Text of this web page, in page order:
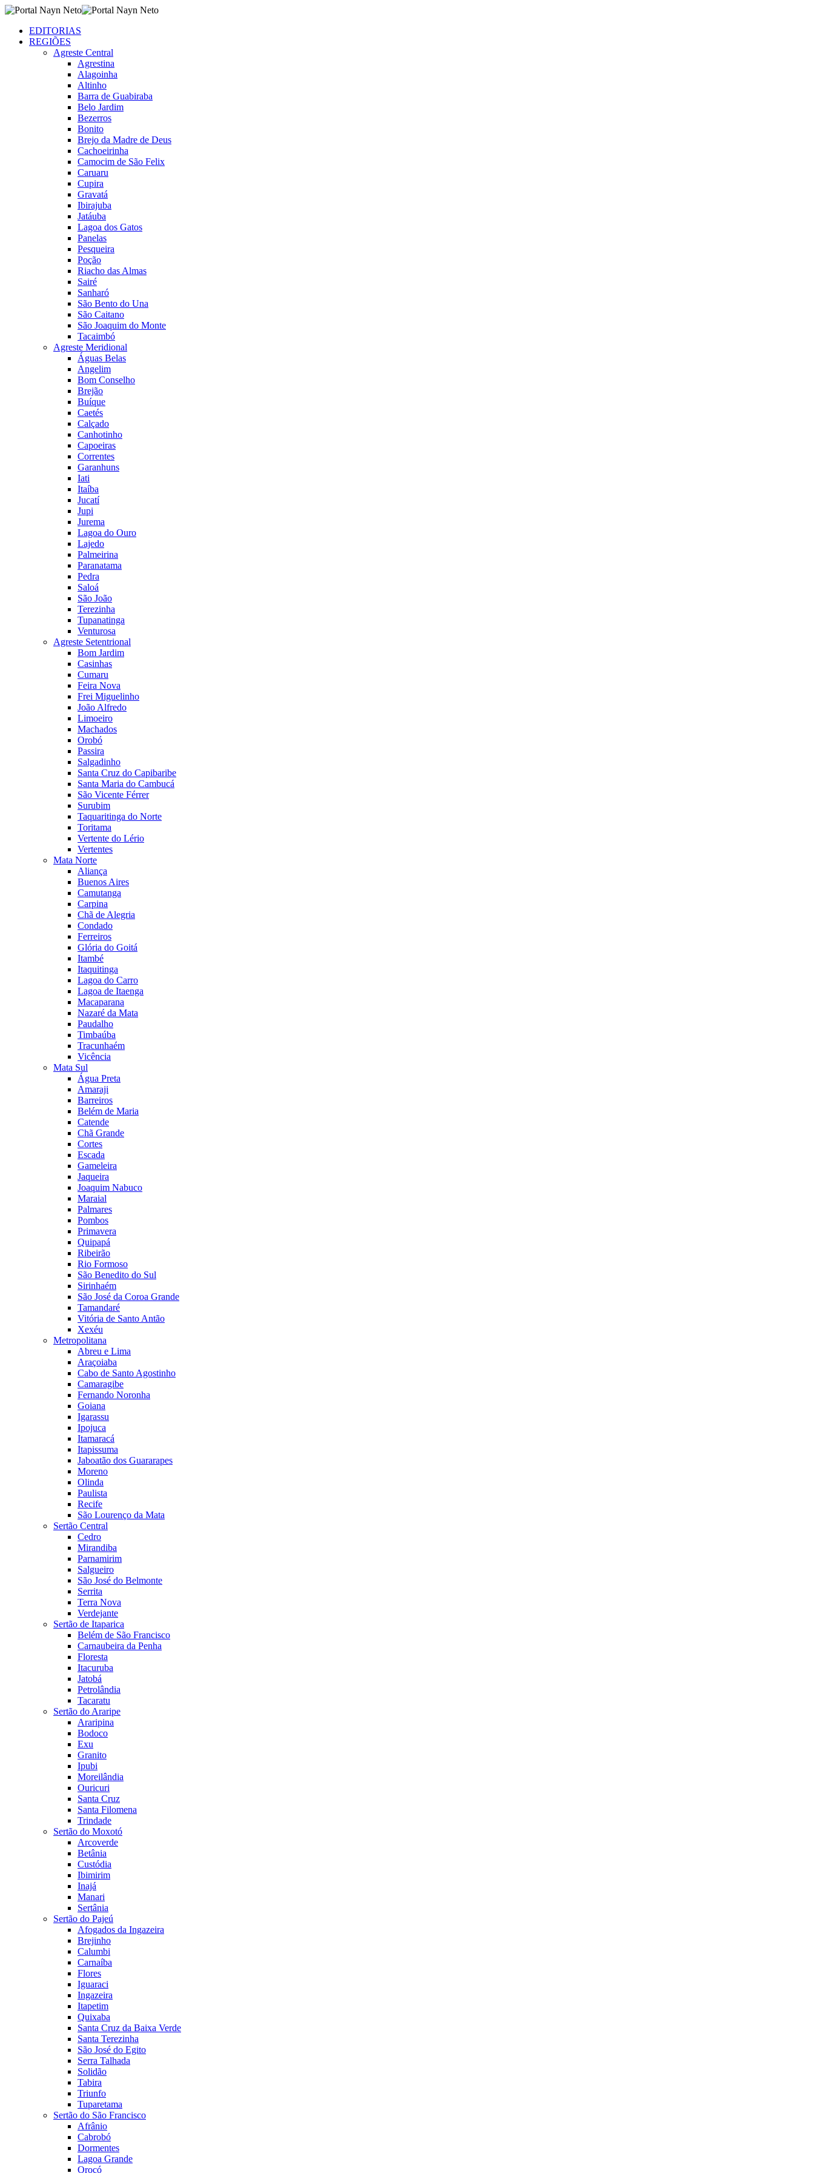
EDITORIAS
REGIÕES
Agreste Central
Agrestina
Alagoinha
Altinho
Barra de Guabiraba
Belo Jardim
Bezerros
Bonito
Brejo da Madre de Deus
Cachoeirinha
Camocim de São Felix
Caruaru
Cupira
Gravatá
Ibirajuba
Jatáuba
Lagoa dos Gatos
Panelas
Pesqueira
Poção
Riacho das Almas
Sairé
Sanharó
São Bento do Una
São Caitano
São Joaquim do Monte
Tacaimbó
Agreste Meridional
Águas Belas
Angelim
Bom Conselho
Brejão
Buíque
Caetés
Calçado
Canhotinho
Capoeiras
Correntes
Garanhuns
Iati
Itaíba
Jucatí
Jupi
Jurema
Lagoa do Ouro
Lajedo
Palmeirina
Paranatama
Pedra
Saloá
São João
Terezinha
Tupanatinga
Venturosa
Agreste Setentrional
Bom Jardim
Casinhas
Cumaru
Feira Nova
Frei Miguelinho
João Alfredo
Limoeiro
Machados
Orobó
Passira
Salgadinho
Santa Cruz do Capibaribe
Santa Maria do Cambucá
São Vicente Férrer
Surubim
Taquaritinga do Norte
Toritama
Vertente do Lério
Vertentes
Mata Norte
Aliança
Buenos Aires
Camutanga
Carpina
Chã de Alegria
Condado
Ferreiros
Glória do Goitá
Itambé
Itaquitinga
Lagoa do Carro
Lagoa de Itaenga
Macaparana
Nazaré da Mata
Paudalho
Timbaúba
Tracunhaém
Vicência
Mata Sul
Água Preta
Amaraji
Barreiros
Belém de Maria
Catende
Chã Grande
Cortes
Escada
Gameleira
Jaqueira
Joaquim Nabuco
Maraial
Palmares
Pombos
Primavera
Quipapá
Ribeirão
Rio Formoso
São Benedito do Sul
Sirinhaém
São José da Coroa Grande
Tamandaré
Vitória de Santo Antão
Xexéu
Metropolitana
Abreu e Lima
Araçoiaba
Cabo de Santo Agostinho
Camaragibe
Fernando Noronha
Goiana
Igarassu
Ipojuca
Itamaracá
Itapissuma
Jaboatão dos Guararapes
Moreno
Olinda
Paulista
Recife
São Lourenço da Mata
Sertão Central
Cedro
Mirandiba
Parnamirim
Salgueiro
São José do Belmonte
Serrita
Terra Nova
Verdejante
Sertão de Itaparica
Belém de São Francisco
Carnaubeira da Penha
Floresta
Itacuruba
Jatobá
Petrolândia
Tacaratu
Sertão do Araripe
Araripina
Bodoco
Exu
Granito
Ipubi
Moreilândia
Ouricuri
Santa Cruz
Santa Filomena
Trindade
Sertão do Moxotó
Arcoverde
Betânia
Custódia
Ibimirim
Inajá
Manari
Sertânia
Sertão do Pajeú
Afogados da Ingazeira
Brejinho
Calumbi
Carnaíba
Flores
Iguaraci
Ingazeira
Itapetim
Quixaba
Santa Cruz da Baixa Verde
Santa Terezinha
São José do Egito
Serra Talhada
Solidão
Tabira
Triunfo
Tuparetama
Sertão do São Francisco
Afrânio
Cabrobó
Dormentes
Lagoa Grande
Orocó